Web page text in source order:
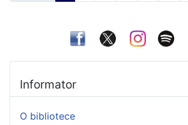
Informator
O bibliotece